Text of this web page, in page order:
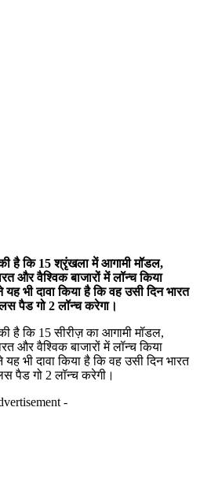
है कि 15 श्रृंखला में आगामी मॉडल,
और वैश्विक बाजारों में लॉन्च किया
यह भी दावा किया है कि वह उसी दिन भारत
पैड गो 2 लॉन्च करेगा।
है कि 15 सीरीज़ का आगामी मॉडल,
और वैश्विक बाजारों में लॉन्च किया
यह भी दावा किया है कि वह उसी दिन भारत
पैड गो 2 लॉन्च करेगी।
-